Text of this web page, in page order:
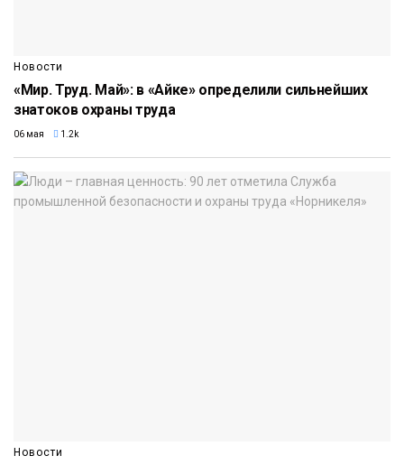
Новости
«Мир. Труд. Май»: в «Айке» определили сильнейших
знатоков охраны труда
06 мая 1.2k
Новости